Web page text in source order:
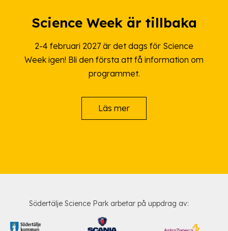
Science Week är tillbaka
2-4 februari 2027 är det dags för Science
Week igen! Bli den första att få information om
programmet.
Läs mer
Södertälje Science Park arbetar på uppdrag av: